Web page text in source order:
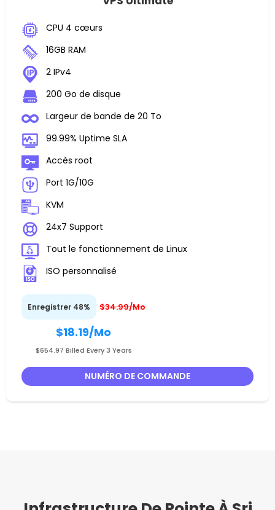
CPU 4 cœurs
16GB RAM
2 IPv4
200 Go de disque
Largeur de bande de 20 To
99.99% Uptime SLA
Accès root
Port 1G/10G
KVM
24x7 Support
Tout le fonctionnement de Linux
ISO personnalisé
Enregistrer 48% $34.99/Mo
$18.19/Mo
$654.97 Billed Every 3 Years
NUMÉRO DE COMMANDE